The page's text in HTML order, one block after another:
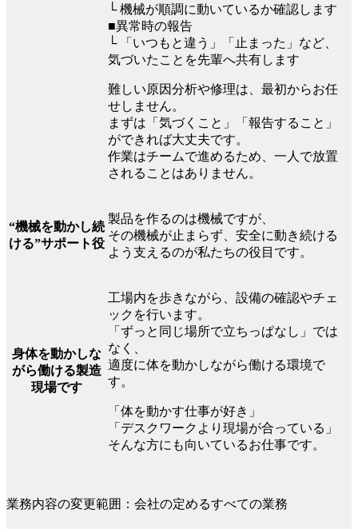
└ 機械が順調に動いているか確認します
■異常時の報告
└ 「いつもと違う」「止まった」など、
気づいたことを先輩へ共有します
難しい原因分析や修理は、最初からお任
せしません。
まずは「気づくこと」「報告すること」
ができれば大丈夫です。
作業はチームで進めるため、一人で放置
されることはありません。
“機械を動かし続
ける”サポート役
製品を作るのは機械ですが、
その機械が止まらず、安全に動き続ける
よう支えるのが私たちの役目です。
身体を動かしな
がら働ける製造
現場です
工場内を歩きながら、設備の確認やチェ
ックを行います。
「ずっと同じ場所で立ちっぱなし」では
なく、
適度に体を動かしながら働ける環境で
す。
「体を動かす仕事が好き」
「デスクワークより現場が合っている」
そんな方にも向いているお仕事です。
業務内容の変更範囲：会社の定めるすべての業務